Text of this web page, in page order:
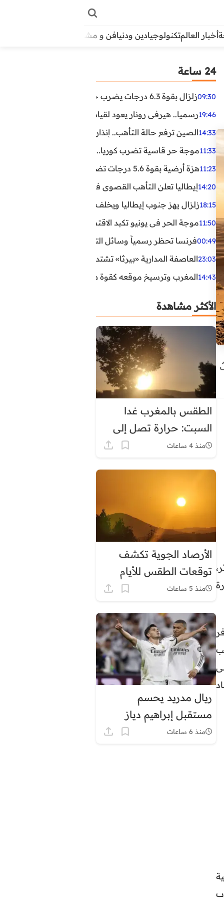
أخبار العالمتكنولوجيادين ودنيافن و مشاهير
24 ساعة
09:30زلزال بقوة 6.3 درجات يضرب جنوب الفلبين.. ولا تحذير من تسونامي حتى الآن
19:46رسميا.. هيرفي رونار يعود لقيادة منتخب كوت ديفوار
14:33الصين ترفع حالة التأهب.. إنذاران جديدان بسبب الأمطار
11:33موجة حر قاسية تضرب كوريا.. وفيات وإصابات ونفوق مئات
11:23هزة أرضية بقوة 5.6 درجات تضرب مصر
14:20إيطاليا تعلن التأهب القصوى في 23 مدينة بسبب موجة حر شديدة
18:15زلزال يهز جنوب إيطاليا ويخلف عشرات الجرحى
11:50موجة الحر في يونيو تكبد الاقتصاد البريطاني خسائر تجاوزت 1.5 مليار
00:49فرنسا تحظر رسمياً وسائل التواصل الاجتماعي على القاصرين
23:03العاصفة المدارية «بيرثا» تشتد وتقترب من سواحل
14:43المغرب وترسيخ موقعه كقوة طاقية إقليمية
الأكثر مشاهدة
الطقس بالمغرب غدا
السبت: حرارة تصل إلى
45 درجة وزخات رعديةمنذ 4 ساعات
الأرصاد الجوية تكشف
توقعات الطقس للأيام
المقبلة بالمغرب
منذ 5 ساعات
ريال مدريد يحسم
مستقبل إبراهيم دياز
منذ 6 ساعات